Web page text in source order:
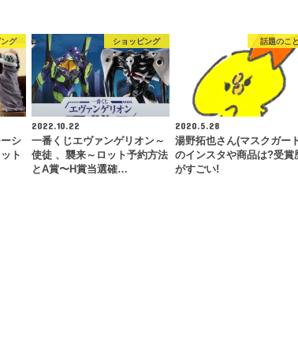
グ
シ
ト
ショッピング
2022.10.22
一番くじエヴァンゲリオン～
使徒 、襲来～ロット予約方法
とA賞〜H賞当選確…
話題のこと
2020.5.28
湯野拓也さん(マスクガー
のインスタや商品は?受賞
がすごい!